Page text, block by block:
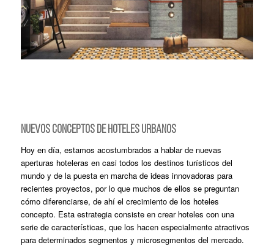
NUEVOS CONCEPTOS DE HOTELES URBANOS
Hoy en día, estamos acostumbrados a hablar de nuevas
aperturas hoteleras en casi todos los destinos turísticos del
mundo y de la puesta en marcha de ideas innovadoras para
recientes proyectos, por lo que muchos de ellos se preguntan
cómo diferenciarse, de ahí el crecimiento de los hoteles
concepto. Esta estrategia consiste en crear hoteles con una
serie de características, que los hacen especialmente atractivos
para determinados segmentos y microsegmentos del mercado.